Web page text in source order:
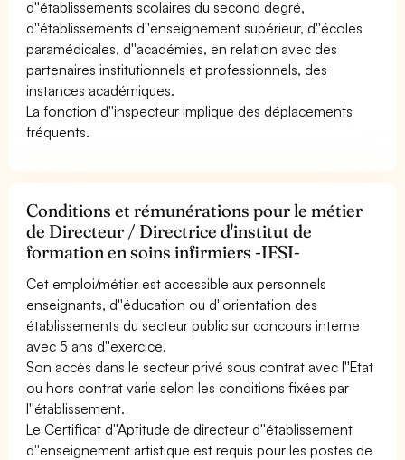
d''établissements scolaires du second degré,
d''établissements d''enseignement supérieur, d''écoles
paramédicales, d''académies, en relation avec des
partenaires institutionnels et professionnels, des
instances académiques.
La fonction d''inspecteur implique des déplacements
fréquents.
Conditions et rémunérations pour le métier
de Directeur / Directrice d'institut de
formation en soins infirmiers -IFSI-
Cet emploi/métier est accessible aux personnels
enseignants, d''éducation ou d''orientation des
établissements du secteur public sur concours interne
avec 5 ans d''exercice.
Son accès dans le secteur privé sous contrat avec l''Etat
ou hors contrat varie selon les conditions fixées par
l''établissement.
Le Certificat d''Aptitude de directeur d''établissement
d''enseignement artistique est requis pour les postes de